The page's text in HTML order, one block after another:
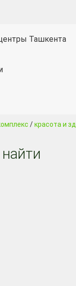
Ташкента
/красота и